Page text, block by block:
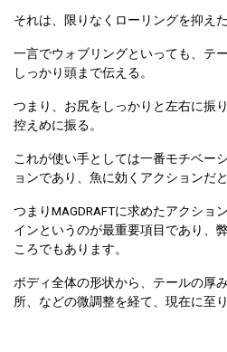
それは、限りなくローリングを抑え
一言でウォブリングといっても、テ
しっかり頭まで伝える。
つまり、お尻をしっかりと左右に振
控えめに振る。
これが使い手としては一番モチベー
ョンであり、魚に効くアクションだ
つまりMAGDRAFTに求めたアクショ
インというのが最重要項目であり、
ころでもあります。
ボディ全体の形状から、テールの厚
所、などの微調整を経て、現在に至り